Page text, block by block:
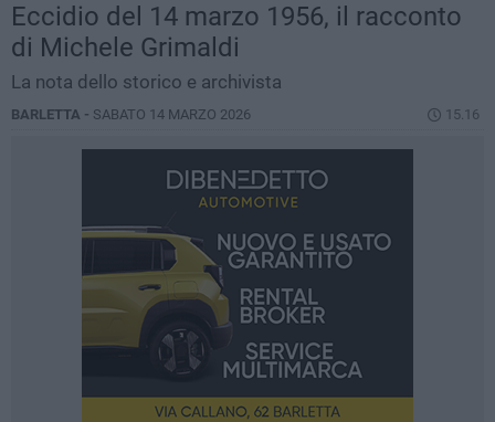
Eccidio del 14 marzo 1956, il racconto
di Michele Grimaldi
La nota dello storico e archivista
BARLETTA - SABATO 14 MARZO 2026 15.16